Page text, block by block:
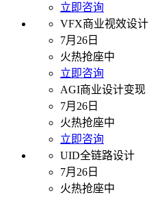
立即咨询
VFX商业视效设计
7月26日
火热抢座中
立即咨询
AGI商业设计变现
7月26日
火热抢座中
立即咨询
UID全链路设计
7月26日
火热抢座中